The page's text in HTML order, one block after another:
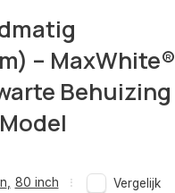
– MaxWhite®
Behuizing
80 inch Vergelijk